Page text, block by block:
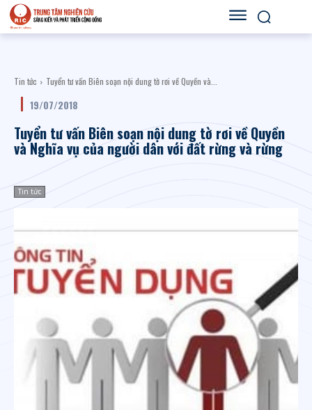
Tin tức Tuyển tư vấn Biên soạn nội dung tờ rơi về Quyền và...
19/07/2018
Tuyển tư vấn Biên soạn nội dung tờ rơi về Quyền
và Nghĩa vụ của người dân với đất rừng và rừng
Tin tức